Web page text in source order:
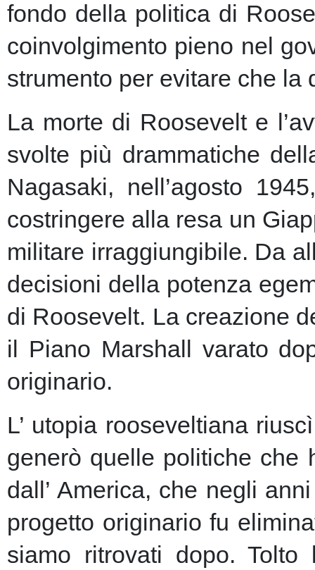
fondo della politica di
coinvolgimento pieno nel
strumento per evitare che
La morte di Roosevelt e
svolte più drammatiche
Nagasaki, nell’agosto
costringere alla resa un
militare irraggiungibile. Da
decisioni della potenza
di Roosevelt. La creazione
il Piano Marshall varato
originario.
L’ utopia rooseveltiana
generò quelle politiche che
dall’ America, che negli
progetto originario fu
siamo ritrovati dopo.